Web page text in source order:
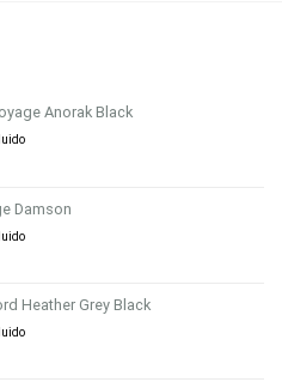
Anorak Black
Damson
Heather Grey Black